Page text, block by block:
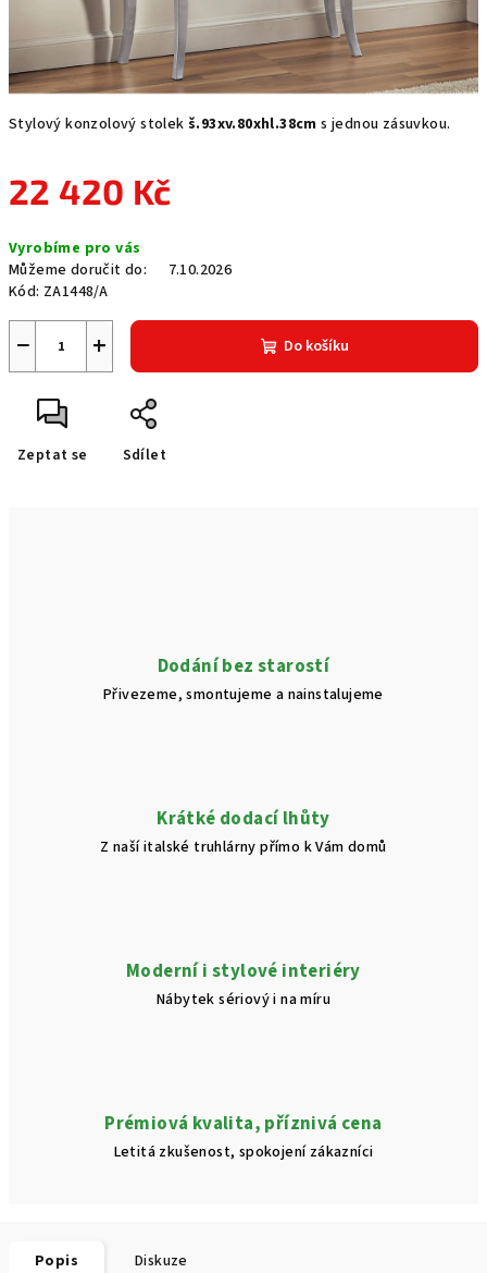
Stylový konzolový stolek š.93xv.80xhl.38cm s jednou zásuvkou.
22 420 Kč
cena:
Vyrobíme pro vás
Můžeme doručit do:
7.10.2026
Kód: ZA1448/A
+
− Do košíku
Zeptat se Sdílet
Dodání bez starostí
Přivezeme, smontujeme a nainstalujeme
Krátké dodací lhůty
Z naší italské truhlárny přímo k Vám domů
Moderní i stylové interiéry
Nábytek sériový i na míru
Prémiová kvalita, příznivá cena
Letitá zkušenost, spokojení zákazníci
Popis Diskuze